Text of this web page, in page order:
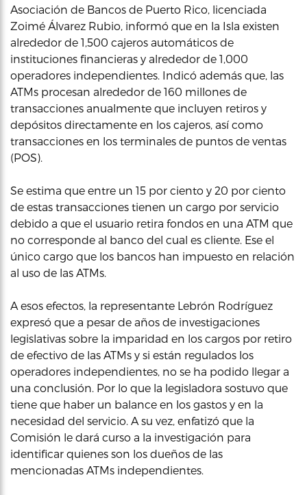
Asociación de Bancos de Puerto Rico, licenciada
Zoimé Álvarez Rubio, informó que en la Isla existen
alrededor de 1,500 cajeros automáticos de
instituciones financieras y alrededor de 1,000
operadores independientes. Indicó además que, las
ATMs procesan alrededor de 160 millones de
transacciones anualmente que incluyen retiros y
depósitos directamente en los cajeros, así como
transacciones en los terminales de puntos de ventas
(POS).
Se estima que entre un 15 por ciento y 20 por ciento
de estas transacciones tienen un cargo por servicio
debido a que el usuario retira fondos en una ATM que
no corresponde al banco del cual es cliente. Ese el
único cargo que los bancos han impuesto en relación
al uso de las ATMs.
A esos efectos, la representante Lebrón Rodríguez
expresó que a pesar de años de investigaciones
legislativas sobre la imparidad en los cargos por retiro
de efectivo de las ATMs y si están regulados los
operadores independientes, no se ha podido llegar a
una conclusión. Por lo que la legisladora sostuvo que
tiene que haber un balance en los gastos y en la
necesidad del servicio. A su vez, enfatizó que la
Comisión le dará curso a la investigación para
identificar quienes son los dueños de las
mencionadas ATMs independientes.